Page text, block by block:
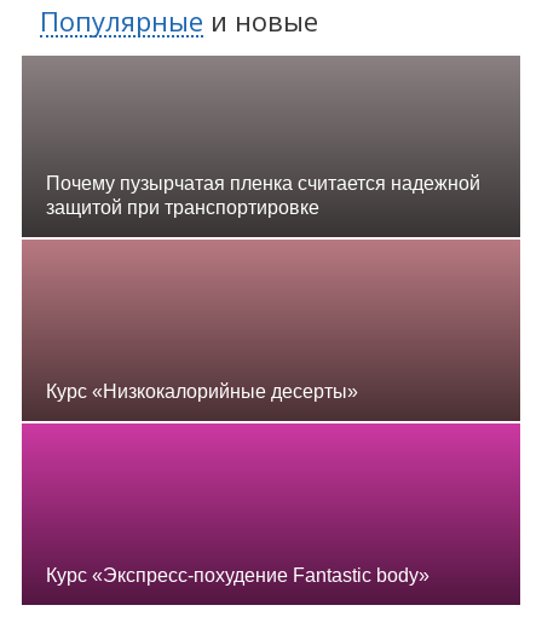
Популярные и новые
Почему пузырчатая пленка считается надежной
защитой при транспортировке
Курс «Низкокалорийные десерты»
Курс «Экспресс-похудение Fantastic body»